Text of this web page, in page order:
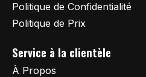
Politique de Confidentialité
Politique de Prix
Service à la clientèle
À Propos